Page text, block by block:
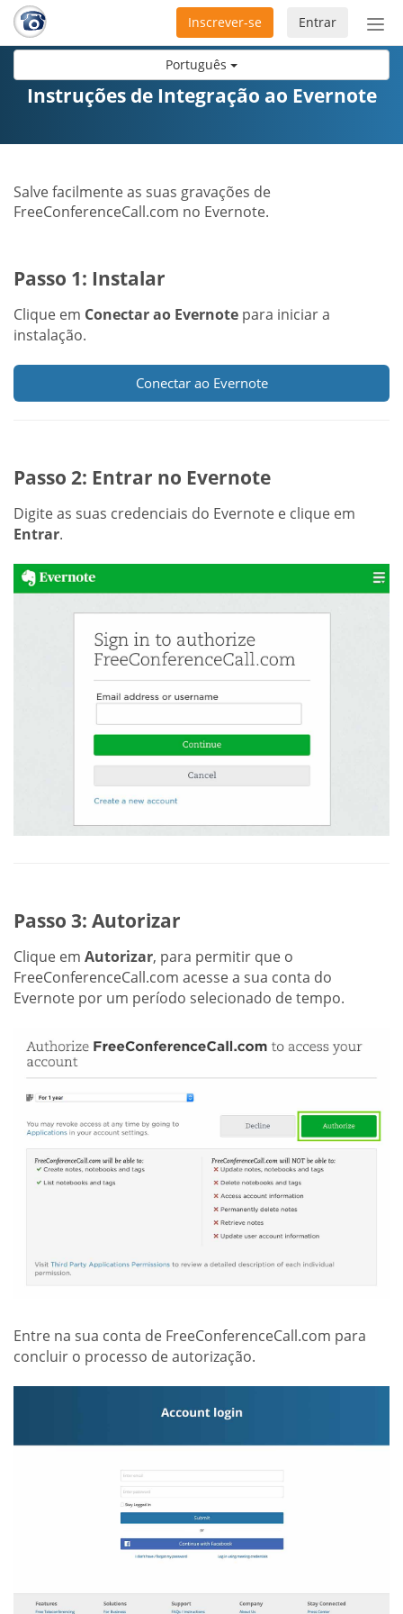
Português
Entrar
Inscrever-se
Instruções de Integração ao Evernote
Salve facilmente as suas gravações de
FreeConferenceCall.com no Evernote.
Passo 1: Instalar
Clique em Conectar ao Evernote para iniciar a
instalação.
Conectar ao Evernote
Passo 2: Entrar no Evernote
Digite as suas credenciais do Evernote e clique em
Entrar.
Passo 3: Autorizar
Clique em Autorizar, para permitir que o
FreeConferenceCall.com acesse a sua conta do
Evernote por um período selecionado de tempo.
Entre na sua conta de FreeConferenceCall.com para
concluir o processo de autorização.